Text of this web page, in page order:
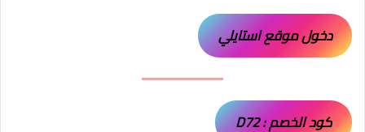
دخول موقع استايلي
كود الخصم : D72